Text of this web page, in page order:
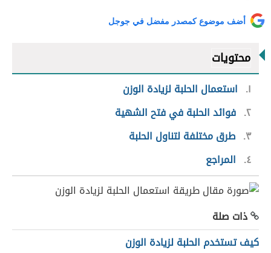
أضف موضوع كمصدر مفضل في جوجل
محتويات
١
استعمال الحلبة لزيادة الوزن
٢ فوائد الحلبة في فتح الشهية
٣ طرق مختلفة لتناول الحلبة
٤
المراجع
ذات صلة
كيف تستخدم الحلبة لزيادة الوزن